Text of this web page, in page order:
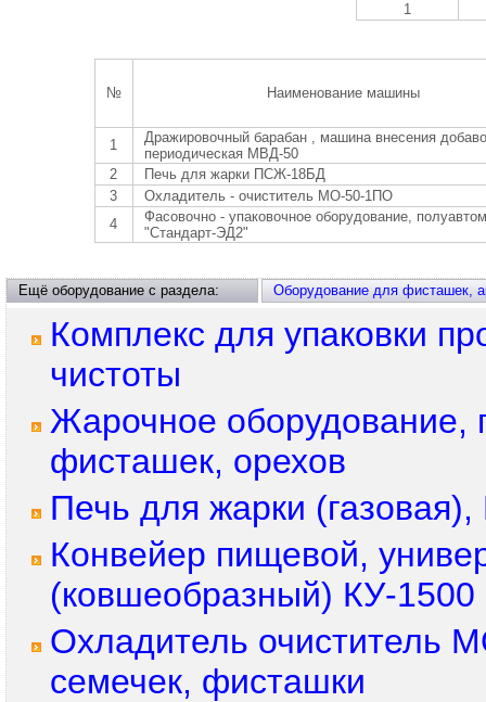
1
№ Наименование машины
1
Дражировочный барабан , машина внесения
периодическая МВД-50
2
Печь для жарки ПСЖ-18БД
3
Охладитель - очиститель МО-50-1ПО
4
Фасовочно - упаковочное оборудование,
"Стандарт-ЭД2"
Ещё оборудование с раздела: Оборудование для фисташек,
Комплекс для упаковки
чистоты
Жарочное
фисташек, орехов
Печь для жарки
Конвейер пищевой,
(ковшеобразный) КУ-1500
Охладитель очиститель
семечек, фисташки